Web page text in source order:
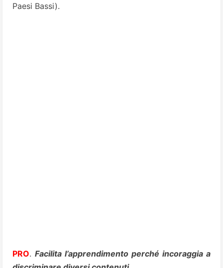
Paesi Bassi).
PRO. Facilita l’apprendimento perché incoraggia a